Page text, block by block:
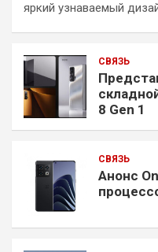
яркий узнаваемый
СВЯЗЬ
8 Gen 1
СВЯЗЬ
Анонс